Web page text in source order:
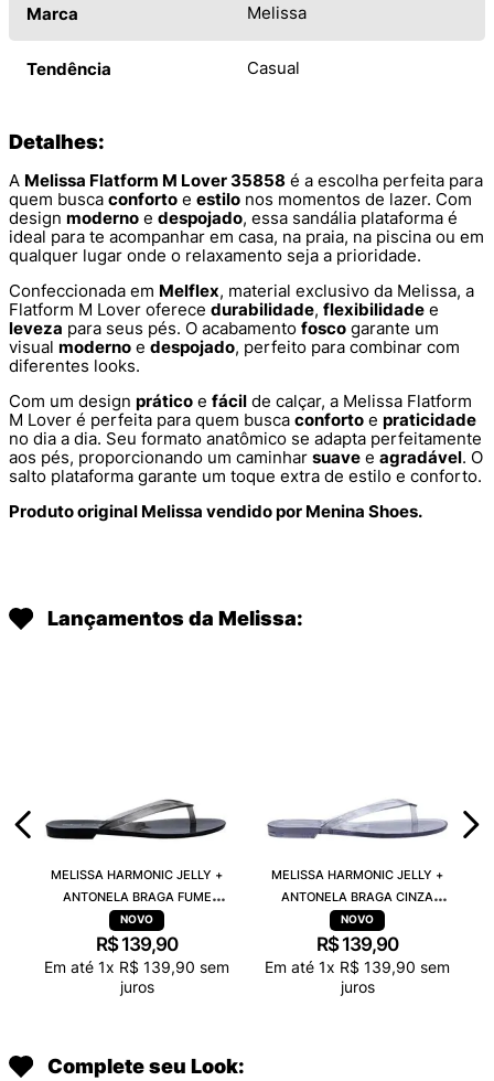
Marca Melissa
Tendência Casual
Detalhes:
A Melissa Flatform M Lover 35858 é a escolha perfeita para
quem busca conforto e estilo nos momentos de lazer. Com
design moderno e despojado, essa sandália plataforma é
ideal para te acompanhar em casa, na praia, na piscina ou em
qualquer lugar onde o relaxamento seja a prioridade.
Confeccionada em Melflex, material exclusivo da Melissa, a
Flatform M Lover oferece durabilidade, flexibilidade e
leveza para seus pés. O acabamento fosco garante um
visual moderno e despojado, perfeito para combinar com
diferentes looks.
Com um design prático e fácil de calçar, a Melissa Flatform
M Lover é perfeita para quem busca conforto e praticidade
no dia a dia. Seu formato anatômico se adapta perfeitamente
aos pés, proporcionando um caminhar suave e agradável. O
salto plataforma garante um toque extra de estilo e conforto.
Produto original Melissa vendido por Menina Shoes.
Lançamentos da Melissa:
MELISSA HARMONIC JELLY +
ANTONELA BRAGA FUME
TRANSPARENTE 38263
R$ 139,90
Em até 1x R$ 139,90 sem
juros
MELISSA HARMONIC JELLY +
ANTONELA BRAGA CINZA
TRANSPARENTE 38263
R$ 139,90
Em até 1x R$ 139,90 sem
juros
Complete seu Look: